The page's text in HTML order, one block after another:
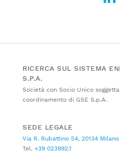
RICERCA SUL SISTEMA
S.P.A.
Società con Socio Unico
coordinamento di GSE S.p.A.
SEDE LEGALE
Via R. Rubattino 54, 20134 Milano
Tel. +39 023992.1